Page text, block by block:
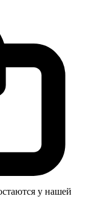
у нашей